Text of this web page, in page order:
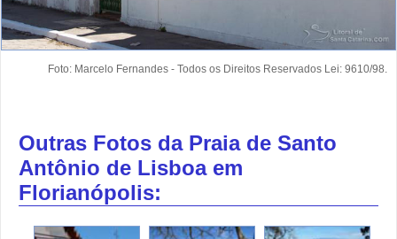
Foto: Marcelo Fernandes - Todos os Direitos Reservados Lei: 9610/98.
Outras Fotos da Praia de Santo
Antônio de Lisboa em
Florianópolis: